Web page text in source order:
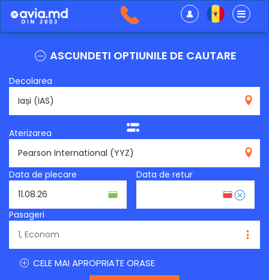
ASCUNDETI OPTIUNILE DE CAUTARE
Decolarea
Aterizarea
Data de plecare
Data de retur
Pasageri
CELE MAI APROPRIATE ORASE